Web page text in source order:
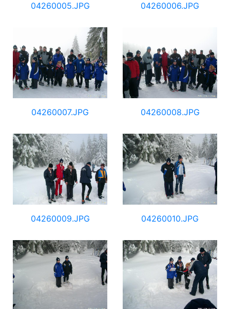
04260005.JPG 04260006.JPG
04260007.JPG 04260008.JPG
04260009.JPG 04260010.JPG